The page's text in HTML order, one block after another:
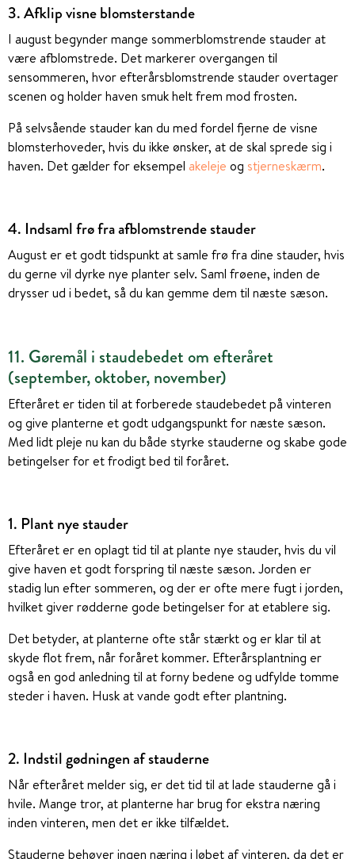
3. Afklip visne blomsterstande
I august begynder mange sommerblomstrende stauder at
være afblomstrede. Det markerer overgangen til
sensommeren, hvor efterårsblomstrende stauder overtager
scenen og holder haven smuk helt frem mod frosten.
På selvsående stauder kan du med fordel fjerne de visne
blomsterhoveder, hvis du ikke ønsker, at de skal sprede sig i
haven. Det gælder for eksempel akeleje og stjerneskærm.
4. Indsaml frø fra afblomstrende stauder
August er et godt tidspunkt at samle frø fra dine stauder, hvis
du gerne vil dyrke nye planter selv. Saml frøene, inden de
drysser ud i bedet, så du kan gemme dem til næste sæson.
11. Gøremål i staudebedet om efteråret
(september, oktober, november)
Efteråret er tiden til at forberede staudebedet på vinteren
og give planterne et godt udgangspunkt for næste sæson.
Med lidt pleje nu kan du både styrke stauderne og skabe gode
betingelser for et frodigt bed til foråret.
1. Plant nye stauder
Efteråret er en oplagt tid til at plante nye stauder, hvis du vil
give haven et godt forspring til næste sæson. Jorden er
stadig lun efter sommeren, og der er ofte mere fugt i jorden,
hvilket giver rødderne gode betingelser for at etablere sig.
Det betyder, at planterne ofte står stærkt og er klar til at
skyde flot frem, når foråret kommer. Efterårsplantning er
også en god anledning til at forny bedene og udfylde tomme
steder i haven. Husk at vande godt efter plantning.
2. Indstil gødningen af stauderne
Når efteråret melder sig, er det tid til at lade stauderne gå i
hvile. Mange tror, at planterne har brug for ekstra næring
inden vinteren, men det er ikke tilfældet.
Stauderne behøver ingen næring i løbet af vinteren, da det er